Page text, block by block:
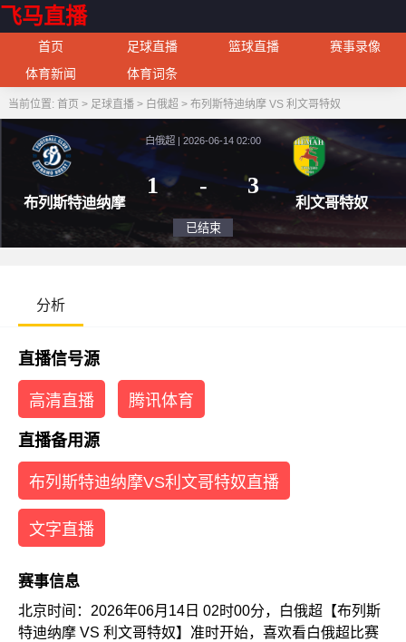
飞马直播
首页 足球直播 篮球直播
赛事录像
体育新闻
体育词条
当前位置: 首页 > 足球直播> 白俄超 > 布列斯特迪纳摩 VS 利文哥特奴
布列斯特迪纳摩
白俄超 | 2026-06-14 02:00
1
利文
分析
直播信号源
高清直播 腾讯体育
直播备用源
布列斯特迪纳摩VS利文哥特奴直播
文字直播
赛事信息
北京时间：2026年06月14日 02时00分，白俄超【布列斯
特迪纳摩 VS 利文哥特奴】准时开始，喜欢看白俄超比赛